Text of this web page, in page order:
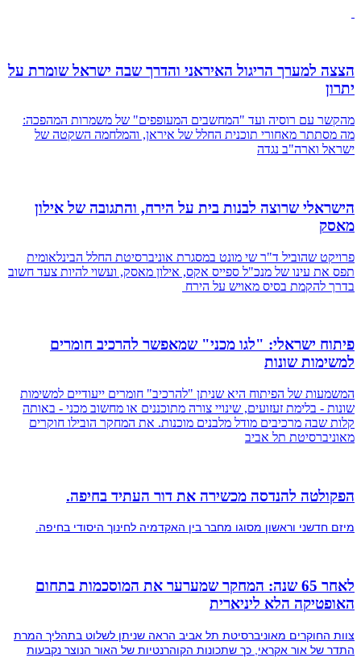
הצצה למערך הריגול האיראני והדרך שבה ישראל שומרת על
יתרון
מהקשר עם רוסיה ועד "המחשבים המעופפים" של משמרות המהפכה:
מה מסתתר מאחורי תוכנית החלל של איראן, והמלחמה השקטה של
ישראל וארה"ב נגדה
הישראלי שרוצה לבנות בית על הירח, והתגובה של אילון
מאסק
פרויקט שהוביל ד"ר שי מונט במסגרת אוניברסיטת החלל הבינלאומית
תפס את עינו של מנכ"ל ספייס אקס, אילון מאסק, ועשוי להיות צעד חשוב
בדרך להקמת בסיס מאויש על הירח
פיתוח ישראלי: "לגו מכני" שמאפשר להרכיב חומרים
למשימות שונות
המשמעות של הפיתוח היא שניתן "להרכיב" חומרים ייעודיים למשימות
שונות - בלימת זעזועים, שינויי צורה מתוכננים או מחשוב מכני - באותה
קלות שבה מרכיבים מודל מלבנים מוכנות. את המחקר הובילו חוקרים
מאוניברסיטת תל אביב
הפקולטה להנדסה מכשירה את דור העתיד בחיפה.
מיזם חדשני וראשון מסוגו מחבר בין האקדמיה לחינוך היסודי בחיפה.
לאחר 65 שנה: המחקר שמערער את המוסכמות בתחום
האופטיקה הלא ליניארית
צוות החוקרים מאוניברסיטת תל אביב הראה שניתן לשלוט בתהליך המרת
התדר של אור אקראי, כך שתכונות הקוהרנטיות של האור הנוצר נקבעות